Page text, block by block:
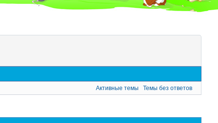
Активные темы Темы без ответов